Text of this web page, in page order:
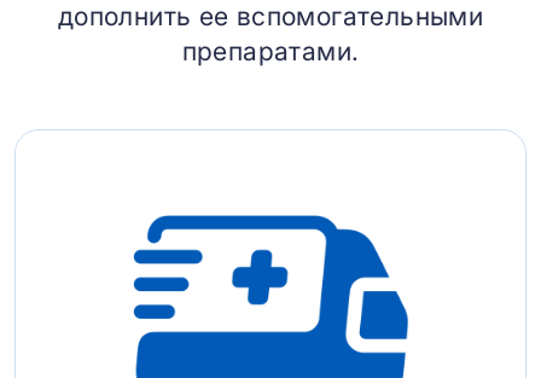
дополнить ее вспомогательными
препаратами.